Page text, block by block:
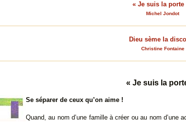
« Je suis la porte
Michel Jondot
Dieu sème la
Christine Fontaine
« Je suis la
Se séparer de ceux qu’on aime !
Quand, au nom d’une famille à créer ou au nom d’une